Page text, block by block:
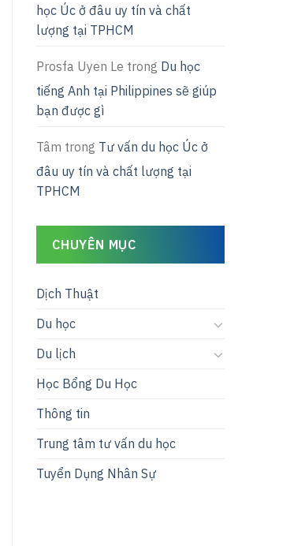
học Úc ở đâu uy tín và chất
lượng tại TPHCM
Prosfa Uyen Le trong Du học
tiếng Anh tại Philippines sẽ giúp
bạn được gì
Tâm trong Tư vấn du học Úc ở
đâu uy tín và chất lượng tại
TPHCM
CHUYÊN MỤC
Dịch Thuật
Du học
Du lịch
Học Bổng Du Học
Thông tin
Trung tâm tư vấn du học
Tuyển Dụng Nhân Sự